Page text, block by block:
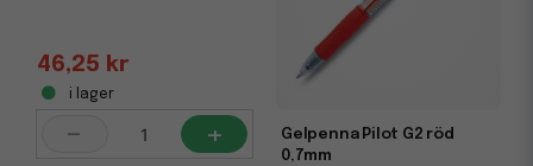
46,25 kr
i lager
- +
Gelpenna Pilot G2 röd
0,7mm